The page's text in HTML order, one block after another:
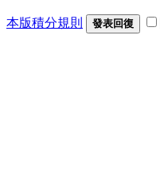
本版積分規則 發表回復